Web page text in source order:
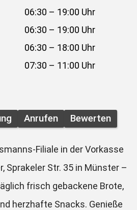
06:30 – 19:00 Uhr
06:30 – 19:00 Uhr
06:30 – 18:00 Uhr
07:30 – 11:00 Uhr
Anrufen Bewerten
Filiale in der Vorkasse
Sprakeler Str. 35 in Münster –
frisch gebackene Brote,
herzhafte Snacks. Genieße